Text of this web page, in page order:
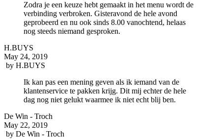
Zodra je een keuze hebt gemaakt in het menu wordt de
verbinding verbroken. Gisteravond de hele avond
geprobeerd en nu ook sinds 8.00 vanochtend, helaas
nog steeds niemand gesproken.
H.BUYS
May 24, 2019
by H.BUYS
Ik kan pas een mening geven als ik iemand van de
klantenservice te pakken krijg. Dit mij echter de hele
dag nog niet gelukt waarmee ik niet echt blij ben.
De Win - Troch
May 22, 2019
by De Win - Troch